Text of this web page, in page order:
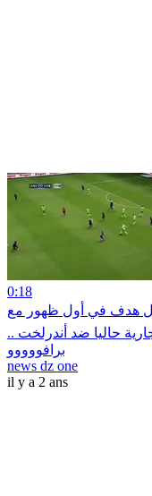
0:18
هدف في أول ظهور مع
حاليا ضد أندرلخت ..
برافووووو
news dz one
il y a 2 ans